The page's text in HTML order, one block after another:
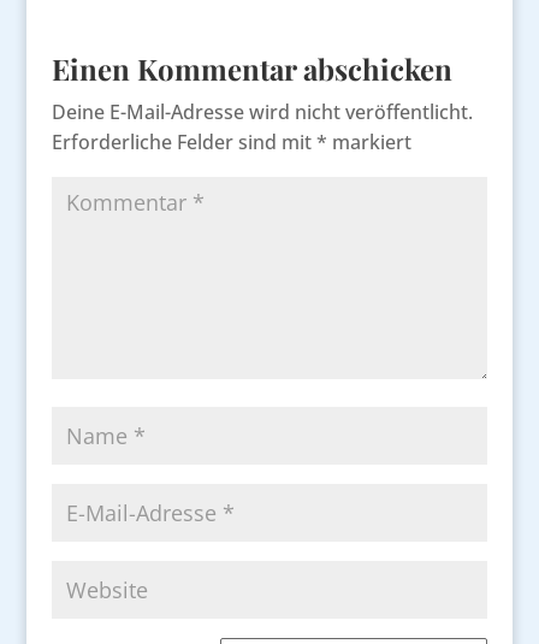
Einen Kommentar abschicken
Deine E-Mail-Adresse wird nicht veröffentlicht.
Erforderliche Felder sind mit* markiert